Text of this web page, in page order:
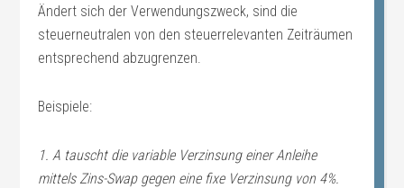
Ändert sich der Verwendungszweck, sind die
steuerneutralen von den steuerrelevanten Zeiträumen
entsprechend abzugrenzen.
Beispiele:
1. A tauscht die variable Verzinsung einer Anleihe
mittels Zins-Swap gegen eine fixe Verzinsung von 4%.